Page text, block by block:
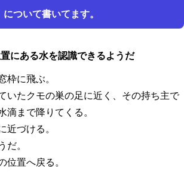
について書いてます。
にある水を認識できるようだ
枠に飛ぶ。
いたクモの巣の足に近く、その持ち主で
滴まで降りてくる。
近づける。
だ。
位置へ戻る。